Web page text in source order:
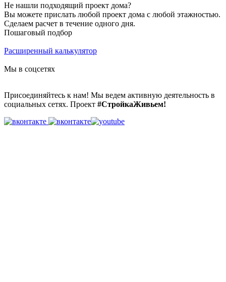
Не нашли подходящий проект дома?
Вы можете прислать любой проект дома с любой этажностью.
Сделаем расчет в течение одного дня.
Пошаговый подбор
Расширенный калькулятор
Мы в соцсетях
Присоединяйтесь к нам! Мы ведем активную деятельность в
социальных сетях. Проект #СтройкаЖивьем!